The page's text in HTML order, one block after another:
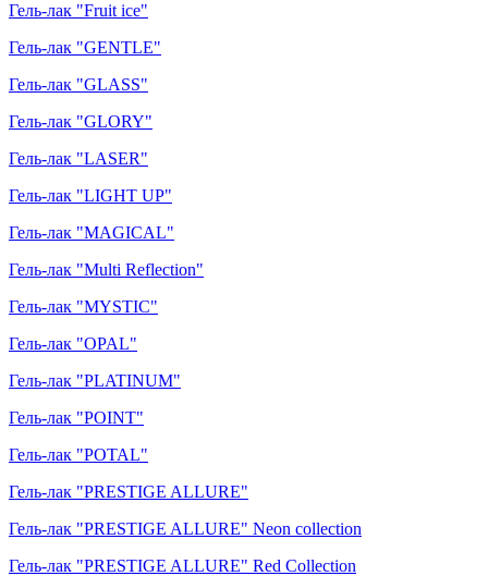
Гель-лак "Fruit ice"
Гель-лак "GENTLE"
Гель-лак "GLASS"
Гель-лак "GLORY"
Гель-лак "LASER"
Гель-лак "LIGHT UP"
Гель-лак "MAGICAL"
Гель-лак "Multi Reflection"
Гель-лак "MYSTIC"
Гель-лак "OPAL"
Гель-лак "PLATINUM"
Гель-лак "POINT"
Гель-лак "POTAL"
Гель-лак "PRESTIGE ALLURE"
Гель-лак "PRESTIGE ALLURE" Neon collection
Гель-лак "PRESTIGE ALLURE" Red Collection